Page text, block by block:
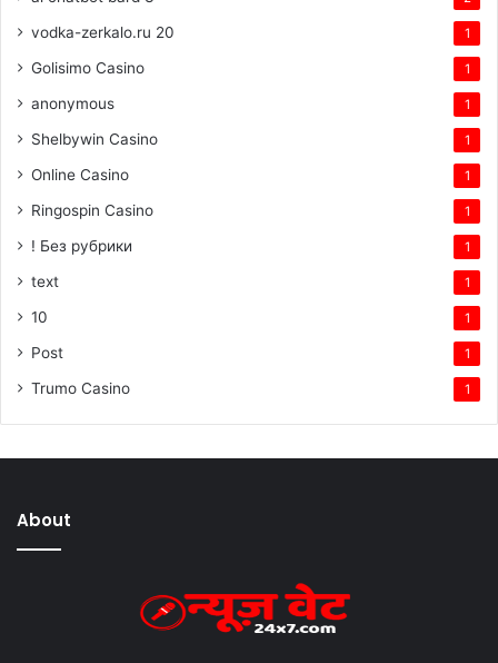
vodka-zerkalo.ru 20 1
Golisimo Casino 1
anonymous 1
Shelbywin Casino 1
Online Casino 1
Ringospin Casino 1
! Без рубрики 1
text 1
10 1
Post 1
Trumo Casino 1
About